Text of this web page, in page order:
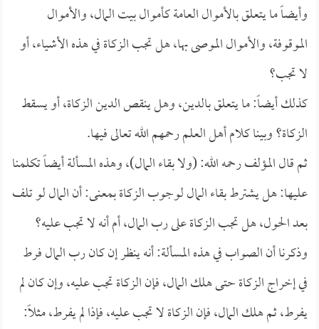
وأيضاً ما يتعلق بالأموال العامة كأموال بيت المال، والأموال
الموقوفة، والأموال الموصى بها، هل تجب الزكاة في هذه الأشياء، أو
لا تجب؟
كذلك أيضاً: ما يتعلق بالدين، وهل ينقص الدين الزكاة، أو يسقط
الزكاة؟ وبينا كلام أهل العلم رحمهم الله تعالى فيها.
ثم قال المؤلف رحمه الله: (ولا بقاء المال)، وهذه المسألة أيضاً تكلمنا
عليها: هل يشترط بقاء المال لوجوب الزكاة بمعنى: أن المال لو تلف
بعد الحول، هل تجب الزكاة على رب المال، أم أنه لا تجب عليه؟
وذكرنا أن الصواب في هذه المسألة: أنه ينظر إن كان رب المال فرط
في إخراج الزكاة حتى هلك المال، فإن الزكاة تجب عليه، وإن كان لم
يفرط، ثم هلك المال، فإن الزكاة لا تجب عليه، فإذا لم يفرط، مثلاً: